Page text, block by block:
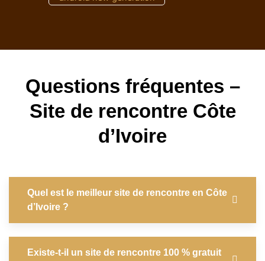
Questions fréquentes –
Site de rencontre Côte
d’Ivoire
Quel est le meilleur site de rencontre en Côte
d’Ivoire ?
Existe-t-il un site de rencontre 100 % gratuit